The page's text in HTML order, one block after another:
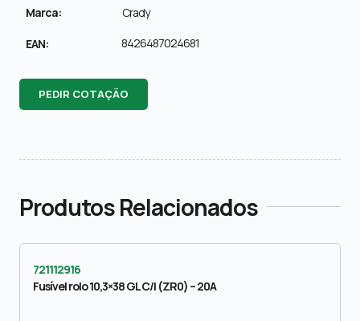
Marca: Crady
EAN: 8426487024681
PEDIR COTAÇÃO
Produtos Relacionados
721112916
Fusível rolo 10,3×38 GL C/I (ZR0) – 20A